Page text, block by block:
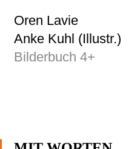
Oren Lavie
Anke Kuhl (Illustr.)
Bilderbuch 4+